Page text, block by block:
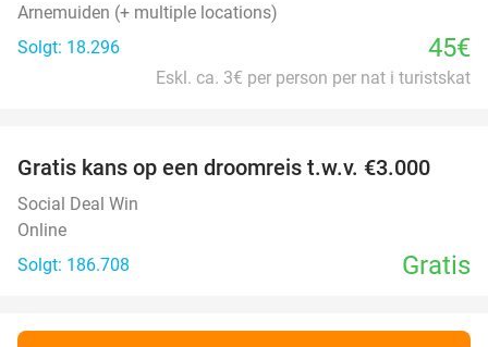
Arnemuiden (+ multiple locations)
Solgt: 18.296
45€
Eskl. ca. 3€ per person per nat i turistskat
Gratis kans op een droomreis t.w.v. €3.000
Social Deal Win
Online
Solgt: 186.708
Gratis